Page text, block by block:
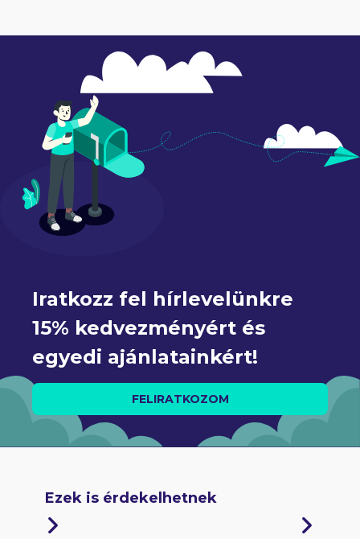
Iratkozz fel hírlevelünkre
15% kedvezményért és
egyedi ajánlatainkért!
FELIRATKOZOM
Ezek is érdekelhetnek